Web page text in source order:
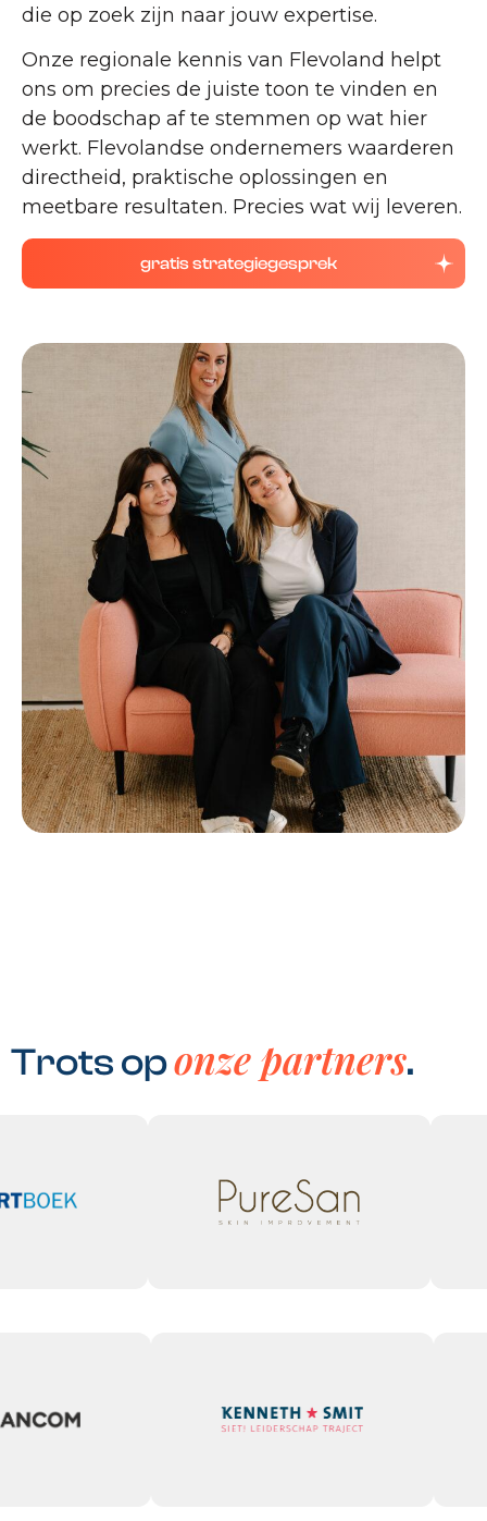
die op zoek zijn naar jouw expertise.
Onze regionale kennis van Flevoland helpt
ons om precies de juiste toon te vinden en
de boodschap af te stemmen op wat hier
werkt. Flevolandse ondernemers waarderen
directheid, praktische oplossingen en
meetbare resultaten. Precies wat wij leveren.
gratis strategiegesprek
Trots oponze partners.